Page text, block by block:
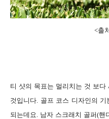
<출
티 샷의 목표는 멀리치는 것 보
것입니다. 골프 코스 디자인의
되는데요. 남자 스크래치 골퍼(핸